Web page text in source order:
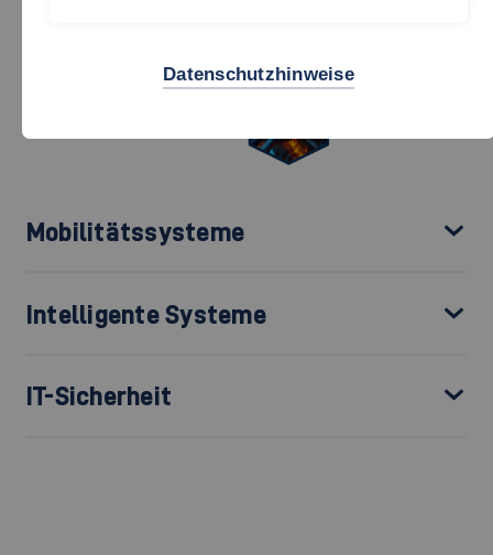
Mobilitätssysteme
Intelligente Systeme
IT-Sicherheit
Datenschutzhinweise